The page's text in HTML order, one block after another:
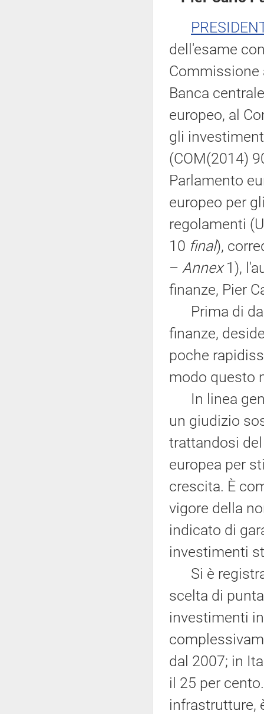
dell'esame
Commissione
Banca
europeo, al
gli
(COM(2014)
Parlamento
europeo per
regolamenti
10 final),
– Annex1),
finanze, Pier
Prima di
finanze,
poche
modo questo
In linea
un giudizio
trattandosi
europea per
crescita. È
vigore della
indicato di
investimenti
Si è
scelta di
investimenti
dal 2007; in
il 25 per
infrastrutture,